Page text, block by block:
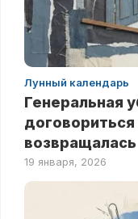
Лунный календарь
Генеральная
возвращалась
19 января, 2026